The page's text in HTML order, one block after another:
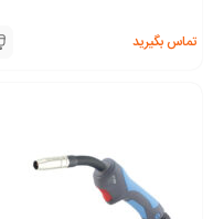
تماس بگیرید